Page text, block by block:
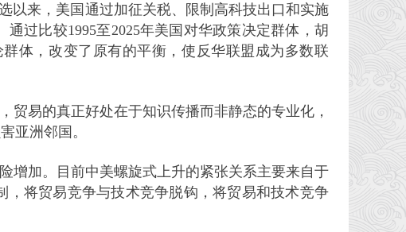
以来，美国通过加征关税、限制高科技出口和实施
过比较1995至2025年美国对华政策决定群体，胡
体，改变了原有的平衡，使反华联盟成为多数联
易的真正好处在于知识传播而非静态的专业化，
亚洲邻国。
增加。目前中美螺旋式上升的紧张关系主要来自于
将贸易竞争与技术竞争脱钩，将贸易和技术竞争
微信公众号